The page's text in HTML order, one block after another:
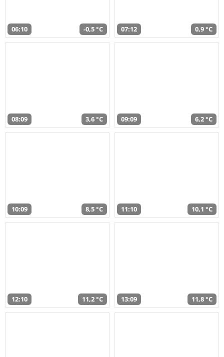
06:10 -0,5 °C 07:12 0,9 °C
08:09 3,6 °C 09:09 6,2 °C
10:09 8,5 °C 11:10 10,1 °C
12:10 11,2 °C 13:09 11,8 °C